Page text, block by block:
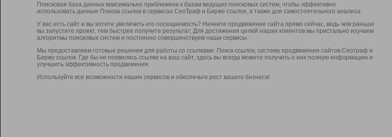
Поисковая база данных максимально приближена к базам ведущих поисковых систем, чтобы эффективно
использовать данные Поиска ссылок в сервисах СеоТраф и Бирже ссылок, а также для самостоятельного анализа.
У вас есть сайт и вы хотите увеличить его посещаемость? Начните продвижение сайта прямо сейчас, ведь чем раньше
вы запустите проект, тем быстрее получите результат. Для достижения целей наших клиентов мы пристально изучаем
алгоритмы поисковых систем и постоянно совершенствуем наши сервисы.
Мы предоставляем готовые решения для работы со ссылками: Поиск ссылок, систему продвижения сайтов Сеотраф и
Биржу ссылок. Где бы не появились ссылки на ваш сайт, здесь вы всегда можете получить о них полную информацию и
улучшить эффективность продвижения.
Используйте все возможности наших сервисов и обеспечьте рост вашего бизнеса!